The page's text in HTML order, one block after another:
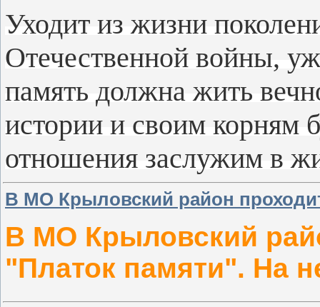
Уходит из жизни
Отечественной войны,
память должна жить
истории и своим корням
отношения заслужим в
В МО Крыловский район
В МО Крыловский
"Платок памяти". На